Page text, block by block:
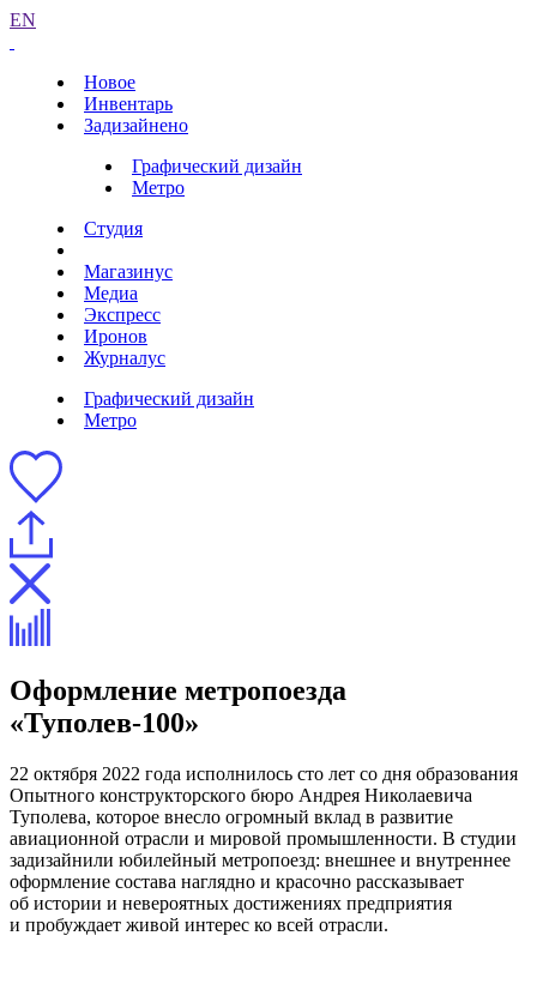
EN
Новое
Инвентарь
Задизайнено
Графический дизайн
Метро
Студия
Магазинус
Медиа
Экспресс
Иронов
Журналус
Графический дизайн
Метро
Оформление метропоезда
«Туполев-100»
22 октября 2022 года исполнилось сто лет со дня образования
Опытного конструкторского бюро Андрея Николаевича
Туполева, которое внесло огромный вклад в развитие
авиационной отрасли и мировой промышленности. В студии
задизайнили юбилейный метропоезд: внешнее и внутреннее
оформление состава наглядно и красочно рассказывает
об истории и невероятных достижениях предприятия
и пробуждает живой интерес ко всей отрасли.